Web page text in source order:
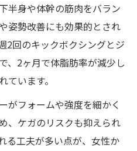
半身や体幹の筋肉をバラン
姿勢改善にも効果的とされ
2回のキックボクシングとジ
、2ヶ月で体脂肪率が減少し
ています。
がフォームや強度を細かく
、ケガのリスクも抑えられ
る工夫が多い点が、女性か